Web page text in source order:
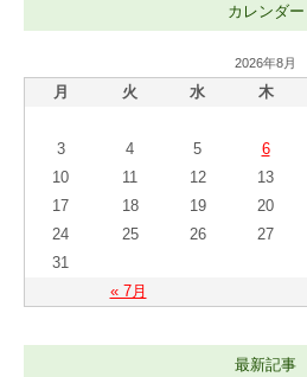
カレンダー
2026年8月
月 火 水 木
« 7月
3
4 5 6
10
11 12 13
17
18 19 20
24
25 26 27
31
最新記事